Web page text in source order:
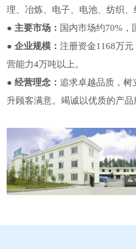
理、冶炼、电子、电池、纺织、
● 主要市场： 国内市场约70%，
● 企业规模：注册资金1168万
营能力4万吨以上。
● 经营理念：追求卓越品质，树
升顾客满意。竭诚以优质的产品